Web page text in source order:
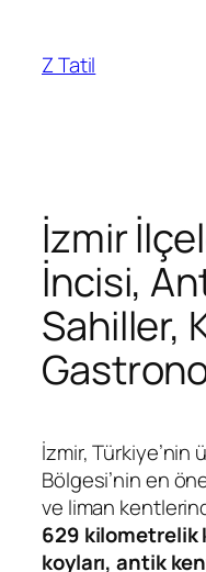
Z Tatil
İzmir
İncisi,
Sahiller,
İzmir,
Bölgesi’nin en
ve liman
629 kilometrelik
koyları, antik